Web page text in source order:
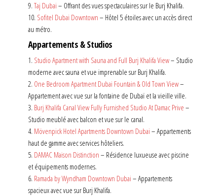
9. Taj Dubai – Offrant des vues spectaculaires sur le Burj Khalifa.
10. Sofitel Dubai Downtown – Hôtel 5 étoiles avec un accès direct
au métro.
Appartements & Studios
1. Studio Apartment with Sauna and Full Burj Khalifa View– Studio
moderne avec sauna et vue imprenable sur Burj Khalifa.
2. One Bedroom Apartment Dubai Fountain & Old Town View–
Appartement avec vue sur la fontaine de Dubaï et la vieille ville.
3. Burj Khalifa Canal View Fully Furnished Studio At Damac Prive –
Studio meublé avec balcon et vue sur le canal.
4. Mövenpick Hotel Apartments Downtown Dubai – Appartements
haut de gamme avec services hôteliers.
5. DAMAC Maison Distinction – Résidence luxueuse avec piscine
et équipements modernes.
6. Ramada by Wyndham Downtown Dubai – Appartements
spacieux avec vue sur Burj Khalifa.